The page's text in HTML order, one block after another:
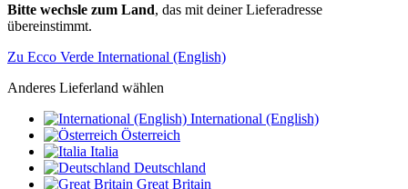
Bitte wechsle zum Land, das mit deiner Lieferadresse
übereinstimmt.
Zu Ecco Verde International (English)
Anderes Lieferland wählen
International (English)
Österreich
Italia
Deutschland
Great Britain